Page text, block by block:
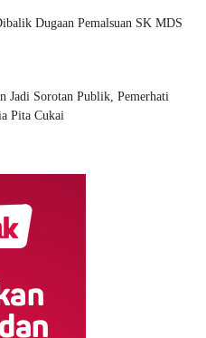
Dugaan Pemalsuan SK MDS
Jadi Sorotan Publik, Pemerhati
Pita Cukai